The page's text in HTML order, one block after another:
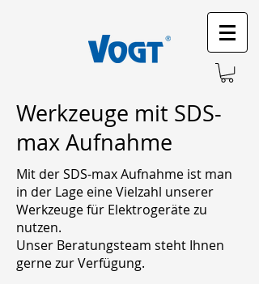
Werkzeuge mit SDS-
max Aufnahme
Mit der SDS-max Aufnahme ist man
in der Lage eine Vielzahl unserer
Werkzeuge für Elektrogeräte zu
nutzen.
Unser Beratungsteam steht Ihnen
gerne zur Verfügung.